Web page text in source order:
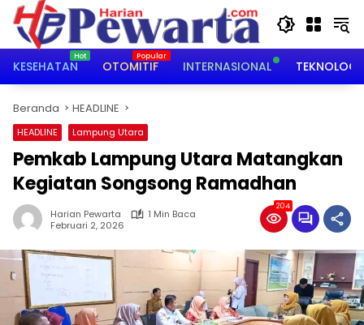
Langsung
konten
KESEHATAN
OTOMITIF INTERNASIONAL TEKNOLOGI
Beranda HEADLINE
HEADLINE Lampung Utara
Pemkab Lampung Utara Matangkan
Kegiatan Songsong Ramadhan
Harian Pewarta
1 Min Baca
Februari 2, 2026
204